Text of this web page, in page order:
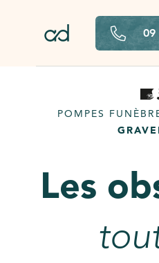
09
POMPES
Les